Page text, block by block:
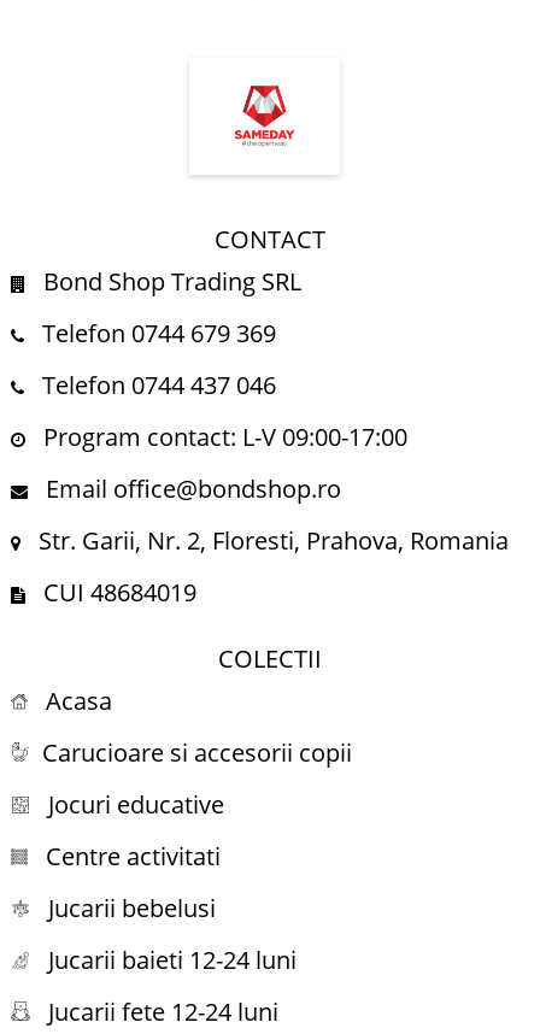
CONTACT
Bond Shop Trading SRL
Telefon 0744 679 369
Telefon 0744 437 046
Program contact: L-V 09:00-17:00
Email office@bondshop.ro
Str. Garii, Nr. 2, Floresti, Prahova, Romania
CUI 48684019
COLECTII
Acasa
Carucioare si accesorii copii
Jocuri educative
Centre activitati
Jucarii bebelusi
Jucarii baieti 12-24 luni
Jucarii fete 12-24 luni